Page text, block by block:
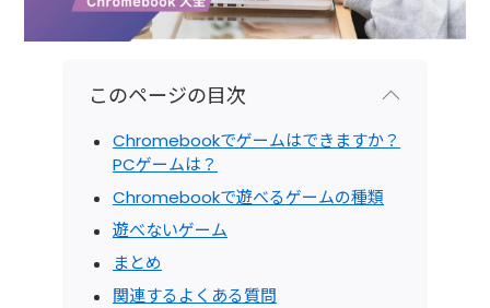
このページの目次
Chromebookでゲームはできますか？
PCゲームは？
Chromebookで遊べるゲームの種類
遊べないゲーム
まとめ
関連するよくある質問